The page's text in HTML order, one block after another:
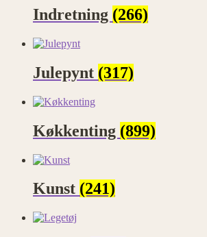
Indretning (266)
Julepynt (317)
Køkkenting (899)
Kunst (241)